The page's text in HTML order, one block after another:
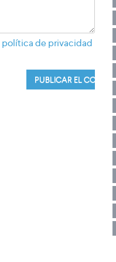
política de privacidad